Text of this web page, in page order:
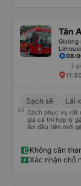
Tân
Giường
3
Sạch sẽ Lái
Cách phục vụ rất
giá cả thi hợp lý
lần đầu tiên mới
Không cần
Xác nhận chỗ